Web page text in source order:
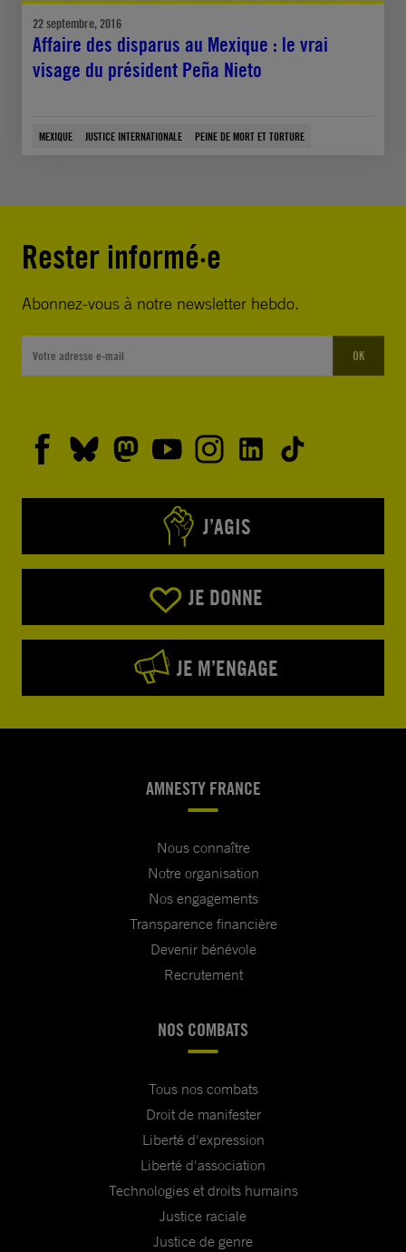
22 septembre, 2016
Affaire des disparus au Mexique : le vrai
visage du président Peña Nieto
MEXIQUE JUSTICE INTERNATIONALE PEINE DE MORT ET TORTURE
Rester informé·e
Abonnez-vous à notre newsletter hebdo.
OK
J’AGIS
JE DONNE
JE M’ENGAGE
AMNESTY FRANCE
Nous connaître
Notre organisation
Nos engagements
Transparence financière
Devenir bénévole
Recrutement
NOS COMBATS
Tous nos combats
Droit de manifester
Liberté d'expression
Liberté d'association
Technologies et droits humains
Justice raciale
Justice de genre